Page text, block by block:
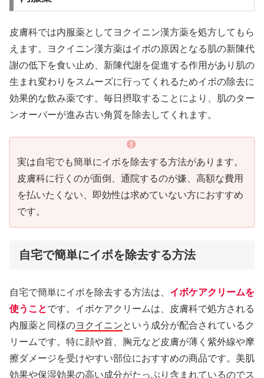
皮膚科では内服薬としてヨクイニン漢方薬を処方してもら
えます。ヨクイニン漢方薬はイボの原因となる肌の新陳代
謝の低下を食い止め、新陳代謝を促進する作用があり肌の
生まれ変わりをスムーズに行ってくれるためイボの除去に
効果的な飲み薬です。毎日摂取することにより、肌のター
ンオーバーが進み古い角質を除去してくれます。
実は自宅でも簡単にイボを除去する方法があります。
皮膚科に行くのが面倒、通院するのが嫌、高額な費用
を払いたくない、即効性は求めていない方におすすめ
です。
自宅で簡単にイボを除去する方法
自宅で簡単にイボを除去する方法は、 イボケアクリームを
使うことです。イボケアクリームは、皮膚科で処方される
内服薬と同様のヨクイニンという成分が配合されているク
リームです。特に顔や首、胸元など皮膚が薄く紫外線や摩
擦ダメージを受けやすい部位におすすめの商品です。美肌
効果や保湿効果の高い成分がたっぷり含まれているのでス